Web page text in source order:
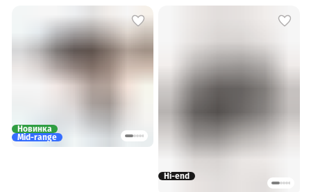
Новинка
Mid-range
Hi-end